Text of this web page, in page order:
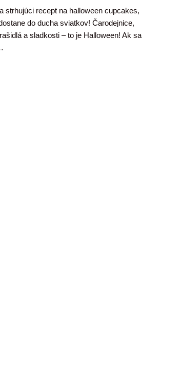
strhujúci recept na halloween cupcakes,
do ducha sviatkov! Čarodejnice,
a sladkosti – to je Halloween! Ak sa